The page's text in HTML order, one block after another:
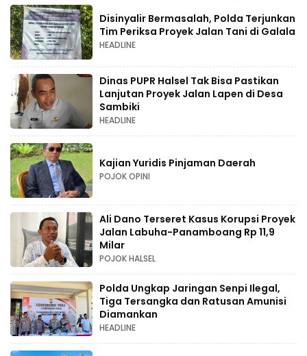
Disinyalir Bermasalah, Polda Terjunkan
Tim Periksa Proyek Jalan Tani di Galala
HEADLINE
Dinas PUPR Halsel Tak Bisa Pastikan
Lanjutan Proyek Jalan Lapen di Desa
Sambiki
HEADLINE
Kajian Yuridis Pinjaman Daerah
POJOK OPINI
Ali Dano Terseret Kasus Korupsi Proyek
Jalan Labuha-Panamboang Rp 11,9
Milar
POJOK HALSEL
Polda Ungkap Jaringan Senpi Ilegal,
Tiga Tersangka dan Ratusan Amunisi
Diamankan
HEADLINE